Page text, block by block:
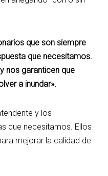
que son siempre
que necesitamos.
nos garanticen que
a inundar».
y los
que necesitamos. Ellos
mejorar la calidad de